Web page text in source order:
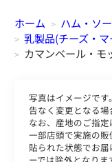
ホーム > ハム・ソ
> 乳製品(チーズ・
> カマンベール・モ
写真はイメージで
告なく変更となる場
なお、産地のご指定
一部店頭で実施の
貼られた状態でお